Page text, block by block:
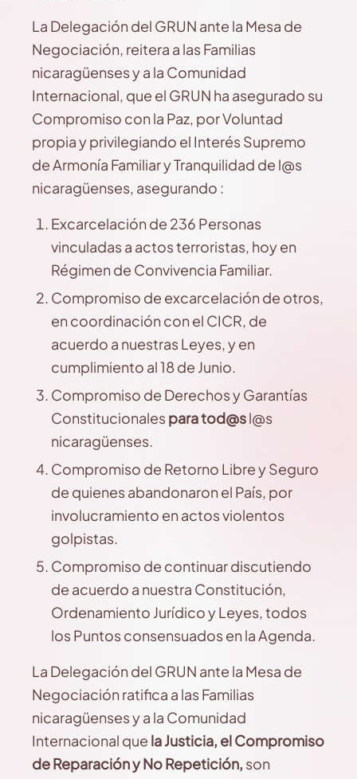
La Delegación del GRUN ante la Mesa de
Negociación, reitera a las Familias
nicaragüenses y a la Comunidad
Internacional, que el GRUN ha asegurado su
Compromiso con la Paz, por Voluntad
propia y privilegiando el Interés Supremo
de Armonía Familiar y Tranquilidad de l@s
nicaragüenses, asegurando :
Excarcelación de 236 Personas
vinculadas a actos terroristas, hoy en
Régimen de Convivencia Familiar.
Compromiso de excarcelación de otros,
en coordinación con el CICR, de
acuerdo a nuestras Leyes, y en
cumplimiento al 18 de Junio.
Compromiso de Derechos y Garantías
Constitucionalespara tod@sl@s
nicaragüenses.
Compromiso de Retorno Libre y Seguro
de quienes abandonaron el País, por
involucramiento en actos violentos
golpistas.
Compromiso de continuar discutiendo
de acuerdo a nuestra Constitución,
Ordenamiento Jurídico y Leyes, todos
los Puntos consensuados en la Agenda.
La Delegación del GRUN ante la Mesa de
Negociación ratifica a las Familias
nicaragüenses y a la Comunidad
Internacional que la Justicia, el Compromiso
de Reparación y No Repetición, son